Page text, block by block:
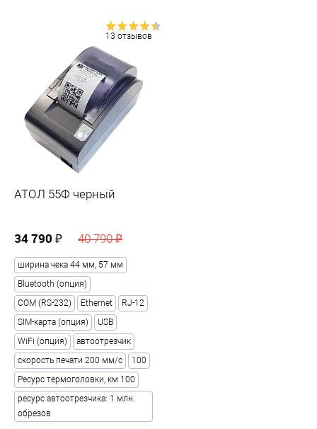
13 отзывов
АТОЛ 55Ф черный
34 790 ₽ 40 790 ₽
ширина чека 44 мм, 57 мм
Bluetooth (опция)
COM (RS-232)
Ethernet
RJ-12
SIM-карта (опция)
USB
WiFi (опция)
автоотрезчик
скорость печати 200 мм/с
100
Ресурс термоголовки, км 100
ресурс автоотрезчика: 1 млн.
обрезов